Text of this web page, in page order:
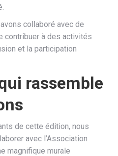
collaboré avec de
contribuer à des activités
et la participation
rassemble
de cette édition, nous
avec l’Association
magnifique murale